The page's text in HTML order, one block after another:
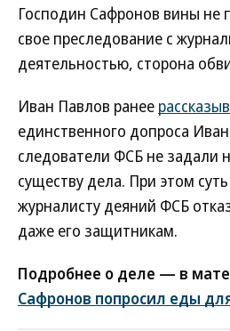
Господин Сафронов вины не
свое преследование с
деятельностью, сторона
Иван Павлов ранее
единственного допроса
следователи ФСБ не задали
существу дела. При этом
журналисту деяний ФСБ
даже его защитникам.
Подробнее о деле — в
Сафронов попросил еды